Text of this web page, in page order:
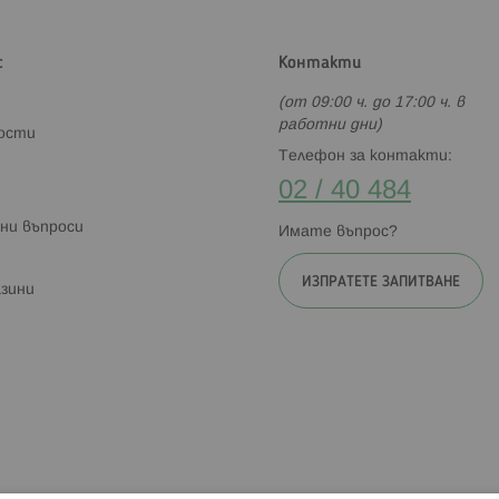
въпроси
Контакти
(от 09:00 ч. до 17:00 ч. в
работни дни)
Телефон за контакти:
02 / 40 484
Имате въпрос?
ИЗПРАТЕТЕ ЗАПИТВАНЕ